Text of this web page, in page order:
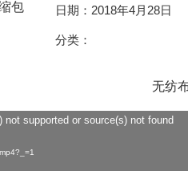
日期：2018年4月28日
分类：
无纺
not supported or source(s) not found